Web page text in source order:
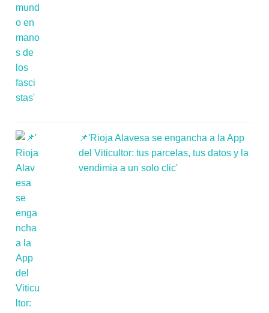
📌'Rioja Alavesa se engancha a la App
del Viticultor: tus parcelas, tus datos y la
vendimia a un solo clic'